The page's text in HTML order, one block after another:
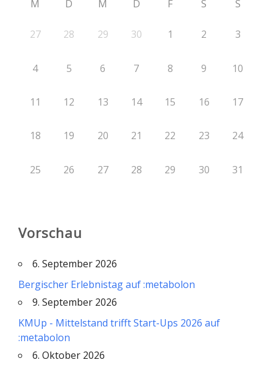
M D M D F S S
27 28 29 30 1 2 3
4 5 6 7 8 9 10
11 12 13 14 15 16 17
18 19 20 21 22 23 24
25 26 27 28 29 30 31
Vorschau
6. September 2026
Bergischer Erlebnistag auf :metabolon
9. September 2026
KMUp - Mittelstand trifft Start-Ups 2026 auf
:metabolon
6. Oktober 2026